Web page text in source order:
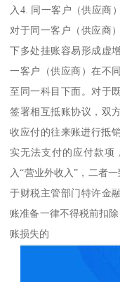
入4. 同一客户（供应商
对于同一客户（供应商
下多处挂账容易形成虚
一客户（供应商）在不
至同一科目下面。对于
签署相互抵账协议，双
收应付的往来账进行抵
实无法支付的应付款项
入“营业外收入”，二者
于财税主管部门特许金
账准备一律不得税前扣
账损失的